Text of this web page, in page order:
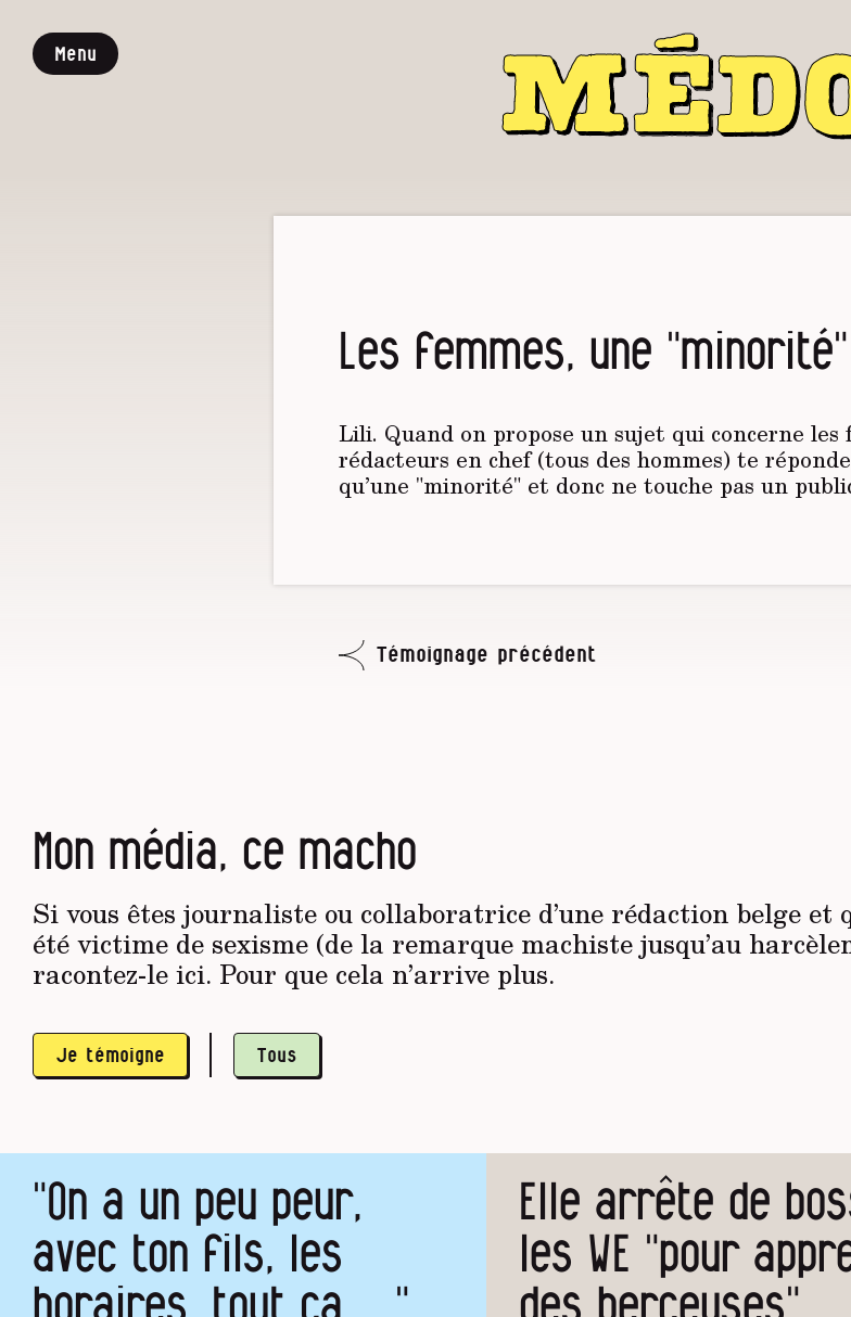
Menu
Les femmes, une
Lili. Quand on propose un sujet qui concerne les
rédacteurs en chef (tous des hommes) te
qu’une "minorité" et donc ne touche pas un
Témoignage précédent
Mon média, ce macho
Si vous êtes journaliste ou collaboratrice d’une rédaction belge et
été victime de sexisme (de la remarque machiste jusqu’au
racontez-le ici. Pour que cela n’arrive plus.
Je témoigne Tous
"On a un peu peur,
avec ton fils, les
Elle arrête de
les WE "pour